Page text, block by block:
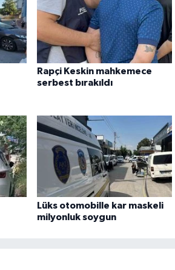
Rapçi Keskin mahkemece
serbest bırakıldı
Lüks otomobille kar maskeli
milyonluk soygun